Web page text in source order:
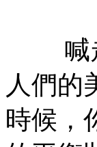
喊走
人們的
時候，